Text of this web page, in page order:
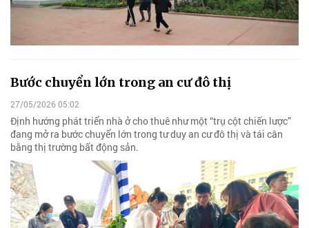
Bước chuyển lớn trong an cư đô thị
27/05/2026 05:02
Định hướng phát triển nhà ở cho thuê như một “trụ cột chiến lược”
đang mở ra bước chuyển lớn trong tư duy an cư đô thị và tái cân
bằng thị trường bất động sản.